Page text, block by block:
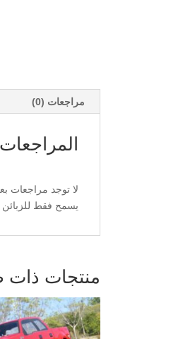
مراجعات (0)
المراجعات
لا توجد مراجعات
يسمح فقط للزبائن
منتجات ذات